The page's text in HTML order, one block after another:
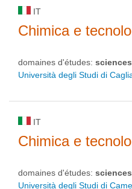
IT
Chimica e
domaines d'études:
Università degli Studi di
IT
Chimica e
domaines d'études:
Università degli Studi di